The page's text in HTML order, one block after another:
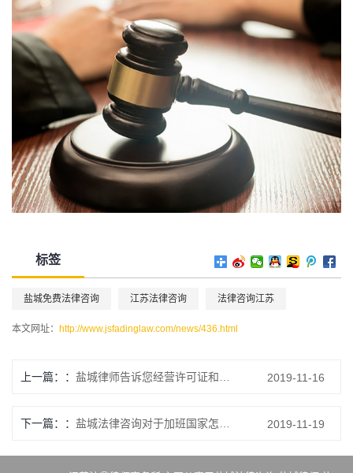
标签
盐城免费法律咨询 江苏法律咨询 法律咨询江苏
本文网址： http://www.jsfadinglaw.com/news/436.html
上一篇： 2019-11-16
下一篇： 2019-11-19